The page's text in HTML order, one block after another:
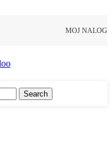
MOJ NALOG
Search